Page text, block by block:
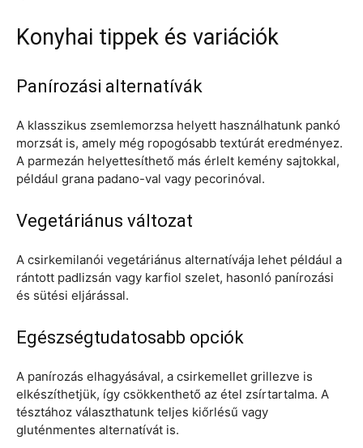
Konyhai tippek és variációk
Panírozási alternatívák
A klasszikus zsemlemorzsa helyett használhatunk pankó
morzsát is, amely még ropogósabb textúrát eredményez.
A parmezán helyettesíthető más érlelt kemény sajtokkal,
például grana padano-val vagy pecorinóval.
Vegetáriánus változat
A csirkemilanói vegetáriánus alternatívája lehet például a
rántott padlizsán vagy karfiol szelet, hasonló panírozási
és sütési eljárással.
Egészségtudatosabb opciók
A panírozás elhagyásával, a csirkemellet grillezve is
elkészíthetjük, így csökkenthető az étel zsírtartalma. A
tésztához választhatunk teljes kiőrlésű vagy
gluténmentes alternatívát is.